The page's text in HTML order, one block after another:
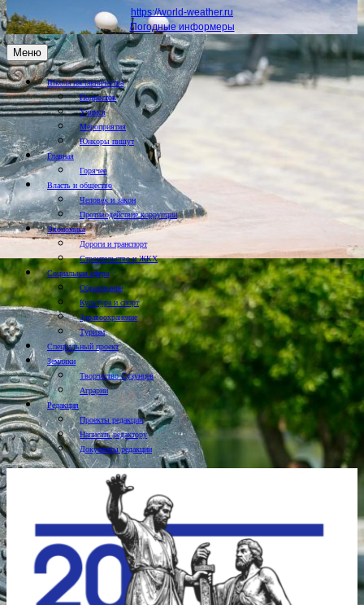
https://world-weather.ru
Погодные информеры
Меню
Школа наставничества
Подросток
Учимся
Мероприятия
Юнкоры пишут
Главная
Горячее
Власть и общество
Человек и закон
Противодействие коррупции
Экономика
Дороги и транспорт
Строительство и ЖКХ
Социальная сфера
Образование
Культура и спорт
Здравоохранение
Туризм
Специальный проект
Земляки
Творчество Сузунцев
Аграрии
Редакция
Проекты редакции
Написать редактору
Документы редакции